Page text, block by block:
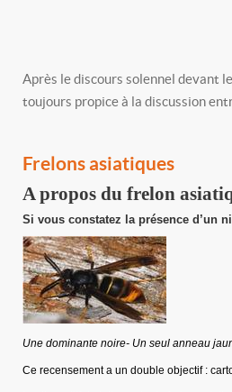
Après le discours solennel devant
toujours propice à la discussion
Frelons asiatiques
A propos du frelon
Si vous constatez la présence d’un
Une dominante noire- Un seul anneau
Ce recensement a un double objectif :